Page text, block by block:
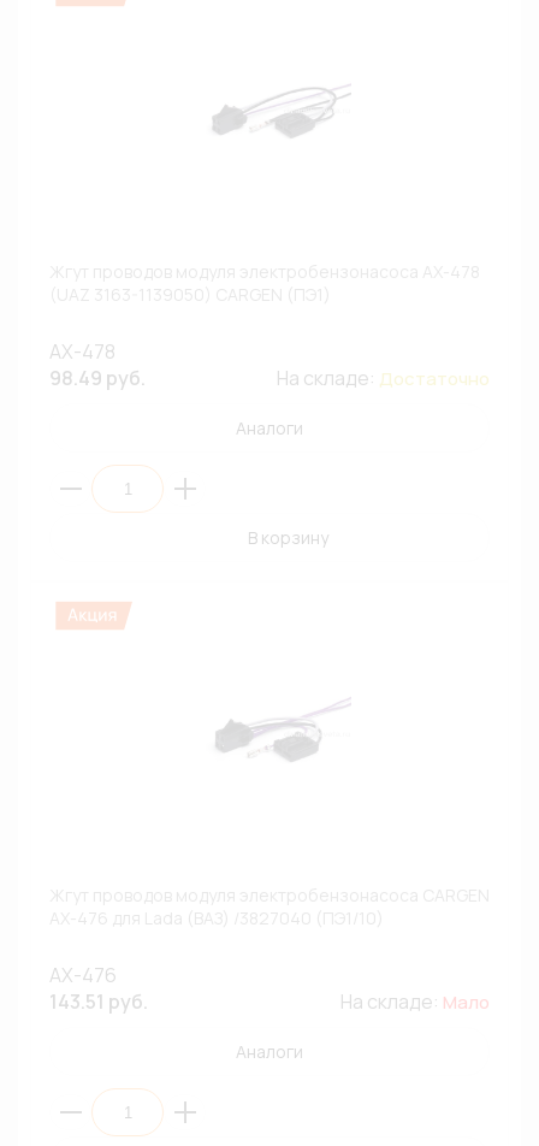
AX-478
98.49 руб.
На складе: Достаточно
Аналоги
В корзину
AX-476
143.51 руб.
На складе: Мало
Аналоги